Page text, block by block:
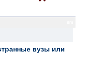
вузы или